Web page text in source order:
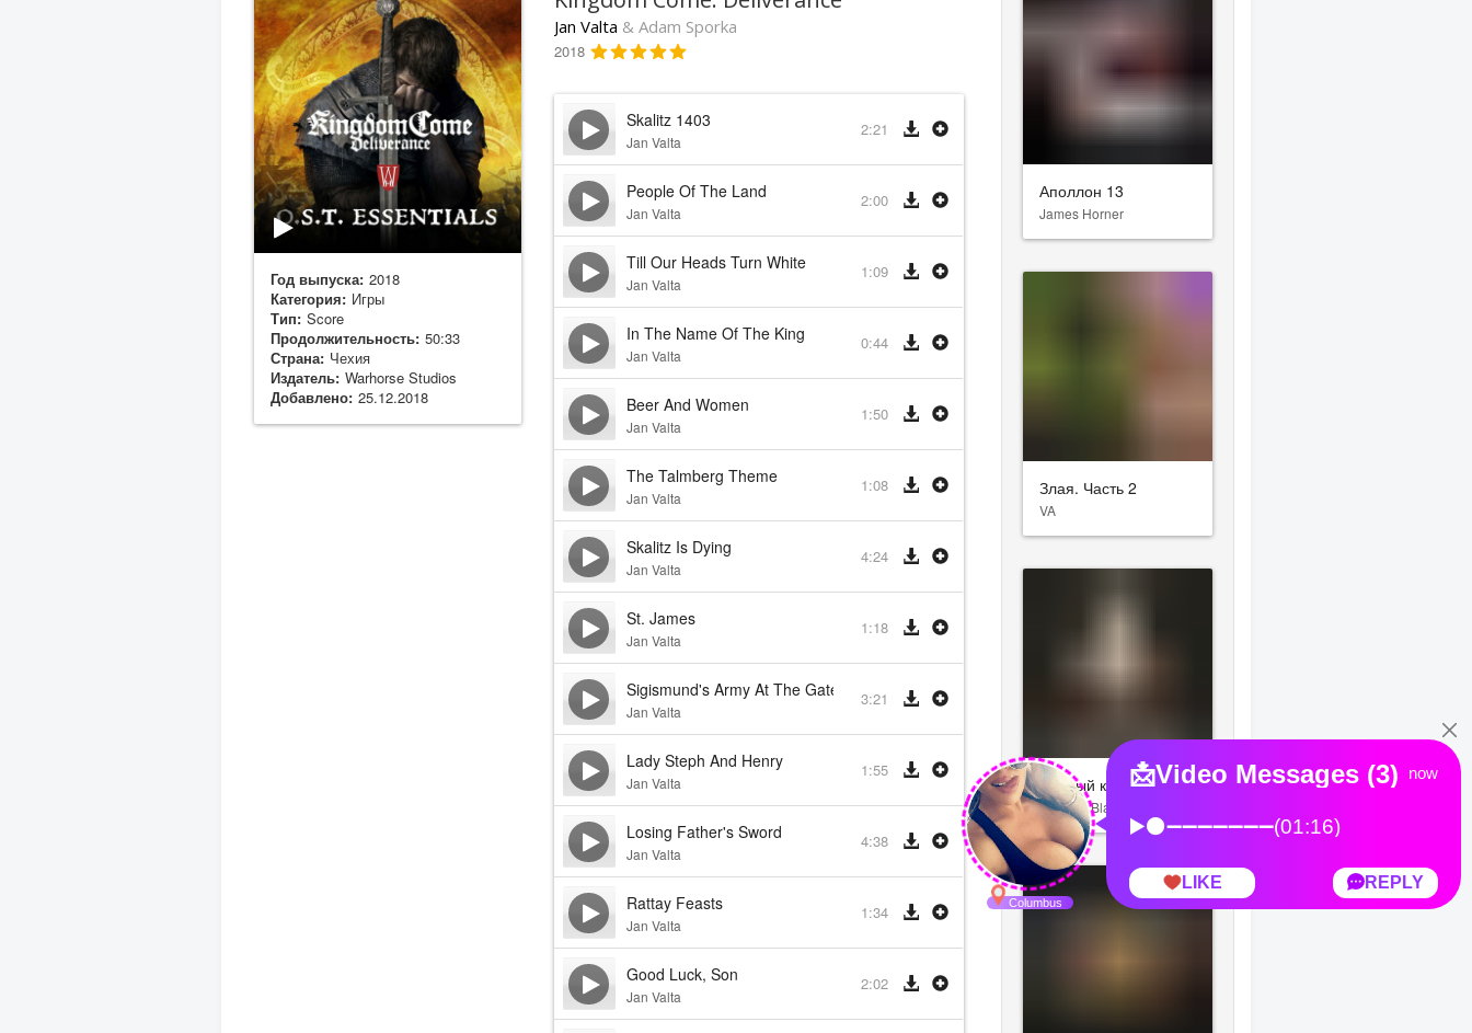
Год выпуска: 2018
Категория: Игры
Тип: Score
Продолжительность: 50:33
Страна: Чехия
Издатель: Warhorse Studios
Добавлено: 25.12.2018
Jan Valta & Adam Sporka
2018
Skalitz 1403
Jan Valta
2:21
People Of The Land
Jan Valta
2:00
Till Our Heads Turn White
Jan Valta
1:09
In The Name Of The King
Jan Valta
0:44
Beer And Women
Jan Valta
1:50
The Talmberg Theme
Jan Valta
1:08
Skalitz Is Dying
Jan Valta
4:24
St. James
Jan Valta
1:18
Sigismund's Army At The Gates
Jan Valta
3:21
Lady Steph And Henry
Jan Valta
1:55
Losing Father's Sword
Jan Valta
4:38
Rattay Feasts
Jan Valta
1:34
Good Luck, Son
Jan Valta
2:02
Аполлон 13
James Horner
Злая. Часть 2
VA
Черный клановец
Terence Blanchard